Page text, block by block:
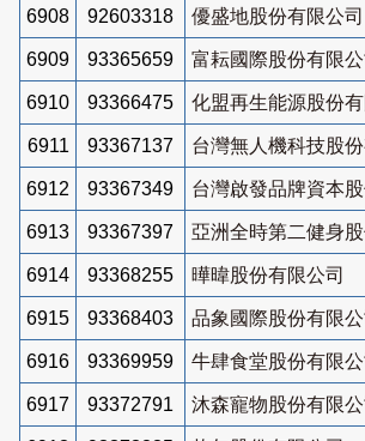
6908 92603318 優盛地股份有限公司
6909 93365659 富耘國際股份有限公
6910 93366475 化盟再生能源股份有
6911 93367137 台灣無人機科技股
6912 93367349 台灣啟發品牌資本
6913 93367397 亞洲全時第二健身
6914 93368255 曄暐股份有限公司
6915 93368403 品象國際股份有限公
6916 93369959 牛肆食堂股份有限公
6917 93372791 沐森寵物股份有限公